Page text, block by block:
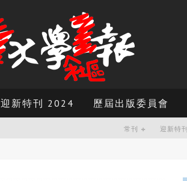
迎新特刊 2024 歷屆出版委員會
常刊 迎新特刊